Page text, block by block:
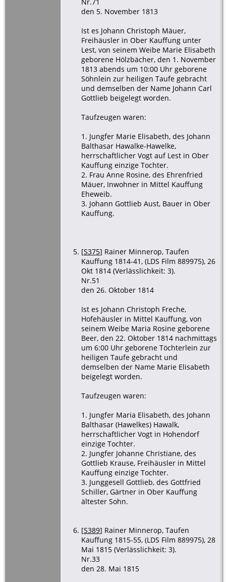
den 5. November 1813
Ist es Johann Christoph Mäuer,
Freihäusler in Ober Kauffung unter
Lest, von seinem Weibe Marie Elisabeth
geborene Hölzbächer, den 1. November
1813 abends um 10:00 Uhr geborene
Söhnlein zur heiligen Taufe gebracht
und demselben der Name Johann Carl
Gottlieb beigelegt worden.
Taufzeugen waren:
1. Jungfer Marie Elisabeth, des Johann
Balthasar Hawalke-Hawelke,
herrschaftlicher Vogt auf Lest in Ober
Kauffung einzige Tochter.
2. Frau Anne Rosine, des Ehrenfried
Mäuer, Inwohner in Mittel Kauffung
Eheweib.
3. Johann Gottlieb Aust, Bauer in Ober
Kauffung.
[S375] Rainer Minnerop, Taufen
Kauffung 1814-41, (LDS Film 889975), 26
Okt 1814 (Verlässlichkeit: 3).
Nr.51
den 26. Oktober 1814
Ist es Johann Christoph Freche,
Hofehäusler in Mittel Kauffung, von
seinem Weibe Maria Rosine geborene
Beer, den 22. Oktober 1814 nachmittags
um 6:00 Uhr geborene Töchterlein zur
heiligen Taufe gebracht und
demselben der Name Marie Elisabeth
beigelegt worden.
Taufzeugen waren:
1. Jungfer Maria Elisabeth, des Johann
Balthasar (Hawelkes) Hawalk,
herrschaftlicher Vogt in Hohendorf
einzige Tochter.
2. Jungfer Johanne Christiane, des
Gottlieb Krause, Freihäusler in Mittel
Kauffung einzige Tochter.
3. Junggesell Gottlieb, des Gottfried
Schiller, Gärtner in Ober Kauffung
ältester Sohn.
[S389] Rainer Minnerop, Taufen
Kauffung 1815-55, (LDS Film 889975), 28
Mai 1815 (Verlässlichkeit: 3).
Nr.33
den 28. Mai 1815